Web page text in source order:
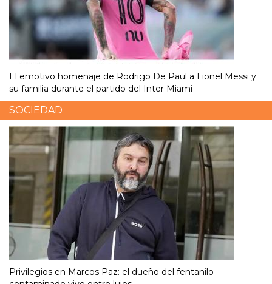
El emotivo homenaje de Rodrigo De Paul a Lionel Messi y
su familia durante el partido del Inter Miami
SOCIEDAD
Privilegios en Marcos Paz: el dueño del fentanilo